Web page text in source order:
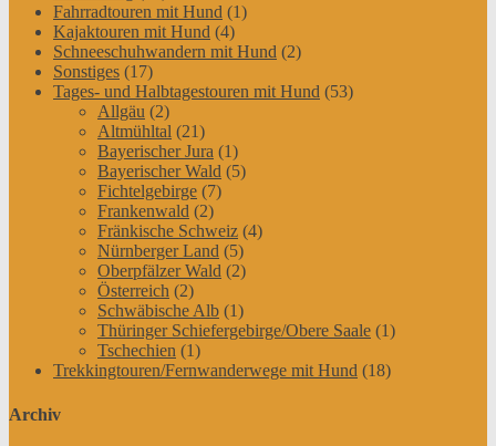
Fahrradtouren mit Hund (1)
Kajaktouren mit Hund (4)
Schneeschuhwandern mit Hund (2)
Sonstiges (17)
Tages- und Halbtagestouren mit Hund (53)
Allgäu (2)
Altmühltal (21)
Bayerischer Jura (1)
Bayerischer Wald (5)
Fichtelgebirge (7)
Frankenwald (2)
Fränkische Schweiz (4)
Nürnberger Land (5)
Oberpfälzer Wald (2)
Österreich (2)
Schwäbische Alb (1)
Thüringer Schiefergebirge/Obere Saale (1)
Tschechien (1)
Trekkingtouren/Fernwanderwege mit Hund (18)
Archiv